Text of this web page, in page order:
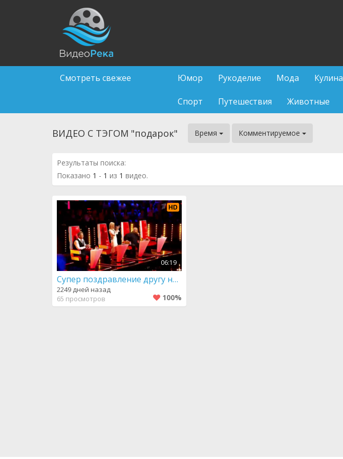
Смотреть свежее Юмор Рукоделие Мода
Спорт Путешествия Животные
ВИДЕО С ТЭГОМ "подарок" Время Комментируемое
Результаты поиска:
Показано 1 - 1 из 1 видео.
HD
06:19
Супер поздравление другу на юбилей
2249 дней назад
65 просмотров
100%